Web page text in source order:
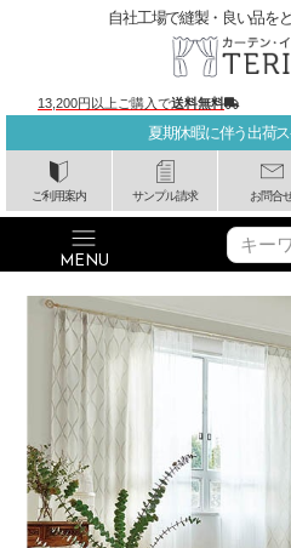
夏期休暇に伴う出荷
ご利用案内 サンプル請求 お問合
自社工場で縫製・良い品を
13,200円以上ご購入で送料無料